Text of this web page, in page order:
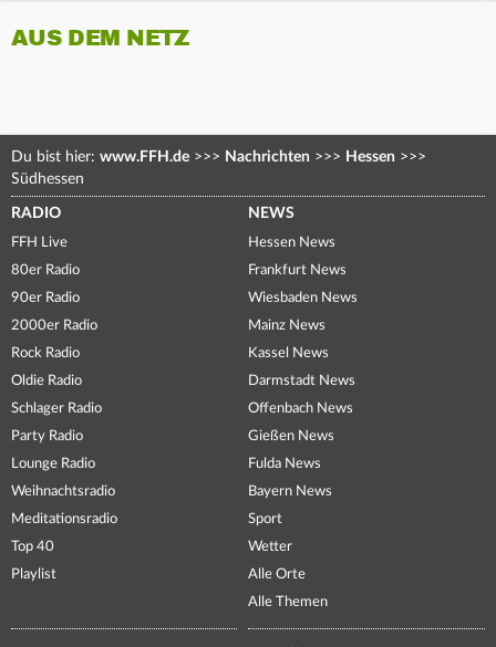
AUS DEM NETZ
Du bist hier: www.FFH.de >>> Nachrichten >>> Hessen >>>
Südhessen
RADIO
FFH Live
80er Radio
90er Radio
2000er Radio
Rock Radio
Oldie Radio
Schlager Radio
Party Radio
Lounge Radio
Weihnachtsradio
Meditationsradio
Top 40
Playlist
NEWS
Hessen News
Frankfurt News
Wiesbaden News
Mainz News
Kassel News
Darmstadt News
Offenbach News
Gießen News
Fulda News
Bayern News
Sport
Wetter
Alle Orte
Alle Themen